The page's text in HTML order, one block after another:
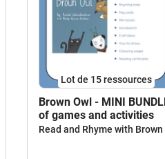
Lot de 15 ressources
Brown Owl - MINI
of games and activities